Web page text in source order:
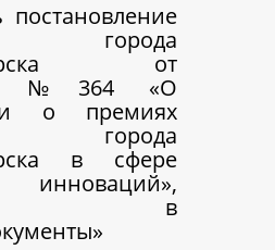
постановление
города
от
№364 «О
о премиях
города
в сфере
в